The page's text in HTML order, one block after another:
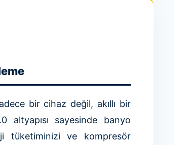
bir cihaz değil, akıllı bir
altyapısı sayesinde banyo
tüketiminizi ve kompresör